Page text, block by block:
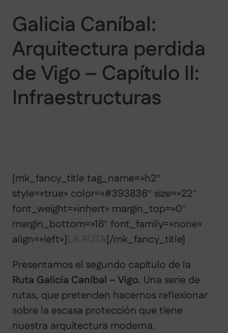
Galicia Caníbal:
Arquitectura perdida
de Vigo – Capítulo II:
Infraestructuras
[mk_fancy_title tag_name=»h2″
style=»true» color=»#393836″ size=»22″
font_weight=»inhert» margin_top=»0″
margin_bottom=»18″ font_family=»none»
align=»left»]LA RUTA[/mk_fancy_title]
Presentamos el segundo capítulo de la
Ruta Galicia Caníbal – Vigo. Una serie de
rutas, que pretenden hacernos reflexionar
sobre la escasa protección que tiene
nuestra arquitectura moderna.